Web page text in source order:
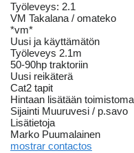
Työleveys: 2.1
VM Takalana / omateko
*vm*
Uusi ja käyttämätön
Työleveys 2.1m
50-90hp traktoriin
Uusi reikäterä
Cat2 tapit
Hintaan lisätään
Sijainti Muuruvesi / p.savo
Lisätietoja
Marko Puumalainen
mostrar contactos